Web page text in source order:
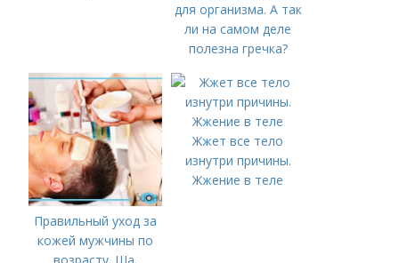
для организма. А так
ли на самом деле
полезна гречка?
Правильный уход за
кожей мужчины по
Жжет все тело
изнутри причины.
Жжение в теле